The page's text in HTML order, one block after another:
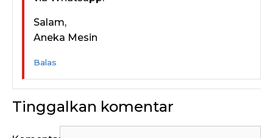
Salam,
Aneka Mesin
Balas
Tinggalkan komentar